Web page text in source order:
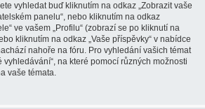
vyhledat buď kliknutím na odkaz „Zobrazit vaše
panelu“, nebo kliknutím na odkaz
ve vašem „Profilu“ (zobrazí se po kliknutí na
kliknutím na odkaz „Vaše příspěvky“ v nabídce
nahoře na fóru. Pro vyhledání vašich témat
vyhledávání“, na které pomocí různých možnosti
vaše témata.